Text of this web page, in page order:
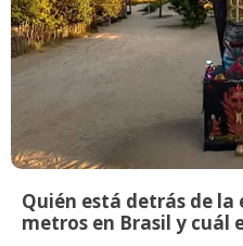
Quién está detrás de la
metros en Brasil y cuál